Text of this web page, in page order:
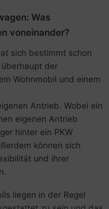
Was
voneinander?
sich bestimmt schon
der
Wohnmobil und einem
Antrieb. Wobei ein
eigenen Antrieb
hinter ein PKW
können sich
und ihrer
liegen in der Regel